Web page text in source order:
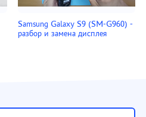
Samsung Galaxy S9 (SM-G960) -
разбор и замена дисплея